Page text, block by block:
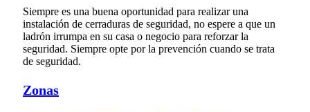
Siempre es una buena oportunidad para realizar una
instalación de cerraduras de seguridad, no espere a que un
ladrón irrumpa en su casa o negocio para reforzar la
seguridad. Siempre opte por la prevención cuando se trata
de seguridad.
Zonas